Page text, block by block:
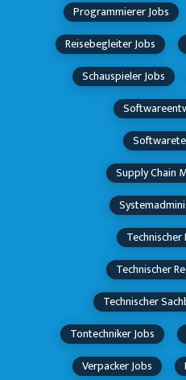
Programmierer Jobs
Reisebegleiter Jobs
Schauspieler Jobs
Supply Chain
Technischer
Technischer
Technischer
Tontechniker Jobs
Verpacker Jobs